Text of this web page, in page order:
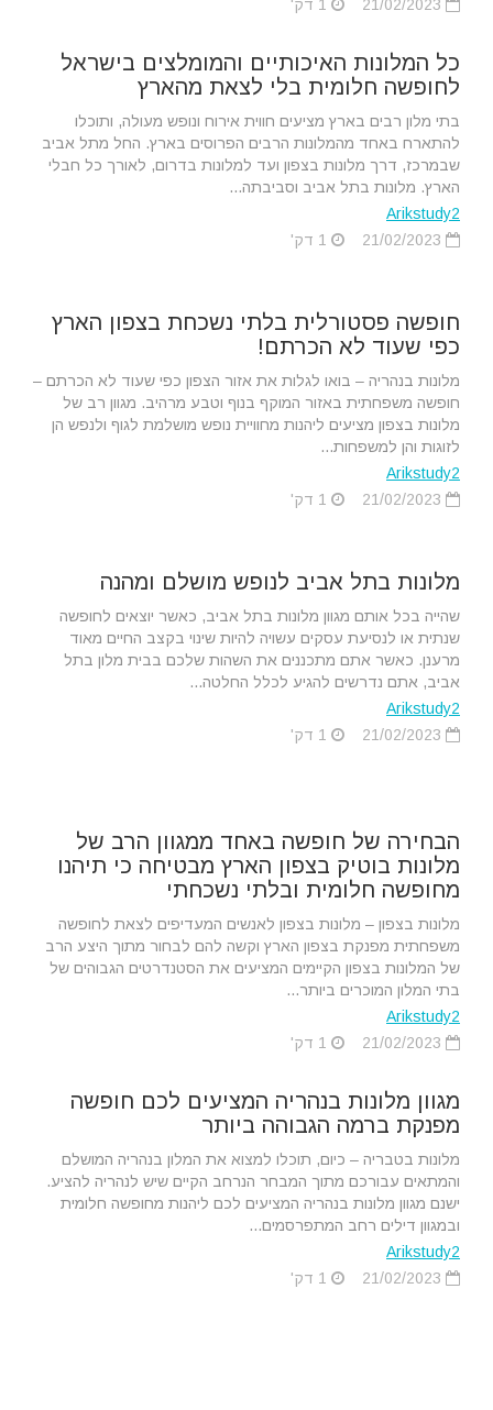
כל המלונות האיכותיים והמומלצים בישראל
לחופשה חלומית בלי לצאת מהארץ
בתי מלון רבים בארץ מציעים חווית אירוח ונופש מעולה, ותוכלו
להתארח באחד מהמלונות הרבים הפרוסים בארץ. החל מתל אביב
שבמרכז, דרך מלונות בצפון ועד למלונות בדרום, לאורך כל חבלי
הארץ. מלונות בתל אביב וסביבתה...
Arikstudy2
חופשה פסטורלית בלתי נשכחת בצפון הארץ
כפי שעוד לא הכרתם!
מלונות בנהריה – בואו לגלות את אזור הצפון כפי שעוד לא הכרתם –
חופשה משפחתית באזור המוקף בנוף וטבע מרהיב. מגוון רב של
מלונות בצפון מציעים ליהנות מחוויית נופש מושלמת לגוף ולנפש הן
לזוגות והן למשפחות...
Arikstudy2
מלונות בתל אביב לנופש מושלם ומהנה
שהייה בכל אותם מגוון מלונות בתל אביב, כאשר יוצאים לחופשה
שנתית או לנסיעת עסקים עשויה להיות שינוי בקצב החיים מאוד
מרענן. כאשר אתם מתכננים את השהות שלכם בבית מלון בתל
אביב, אתם נדרשים להגיע לכלל החלטה...
Arikstudy2
הבחירה של חופשה באחד ממגוון הרב של
מלונות בוטיק בצפון הארץ מבטיחה כי תיהנו
מחופשה חלומית ובלתי נשכחתי
מלונות בצפון – מלונות בצפון לאנשים המעדיפים לצאת לחופשה
משפחתית מפנקת בצפון הארץ וקשה להם לבחור מתוך היצע הרב
של המלונות בצפון הקיימים המציעים את הסטנדרטים הגבוהים של
בתי המלון המוכרים ביותר...
Arikstudy2
מגוון מלונות בנהריה המציעים לכם חופשה
מפנקת ברמה הגבוהה ביותר
מלונות בטבריה – כיום, תוכלו למצוא את המלון בנהריה המושלם
והמתאים עבורכם מתוך המבחר הנרחב הקיים שיש לנהריה להציע.
ישנם מגוון מלונות בנהריה המציעים לכם ליהנות מחופשה חלומית
ובמגוון דילים רחב המתפרסמים...
Arikstudy2